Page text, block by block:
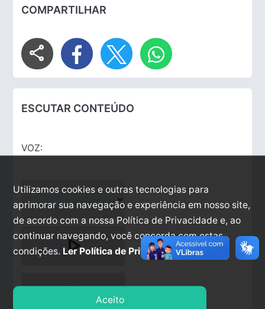
COMPARTILHAR
share
ESCUTAR CONTEÚDO
VOZ:
play_arrow
stop
Utilizamos cookies e outras tecnologias para
aprimorar sua navegação e experiência em nosso site,
de acordo com a nossa Política de Privacidade e, ao
continuar navegando, você concorda com estas
condições. Ler Política de Privacidade.
Aceito